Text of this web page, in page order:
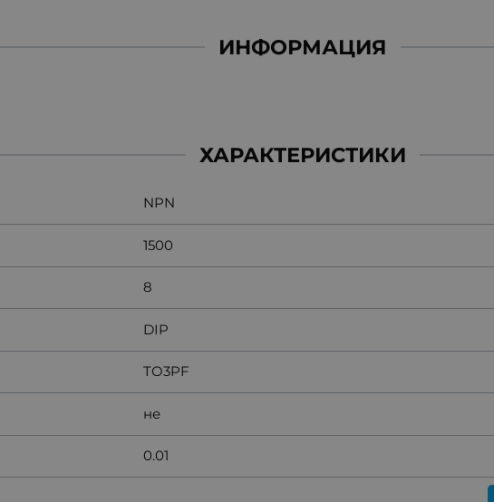
ИНФОРМАЦИЯ
ХАРАКТЕРИСТИКИ
NPN
1500
8
DIP
TO3PF
не
0.01